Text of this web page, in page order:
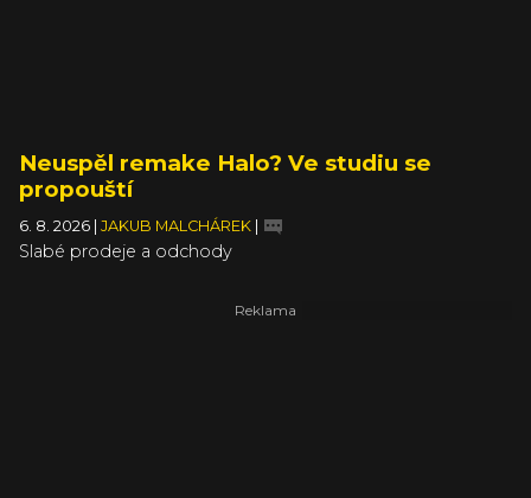
Neuspěl remake Halo? Ve studiu se
propouští
6. 8. 2026 | JAKUB MALCHÁREK |
Slabé prodeje a odchody